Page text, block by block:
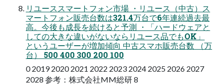
リユーススマートフォン市場 ・リユース（中古）ス
マートフォン販売台数は321.4万台で6年連続過去最
高。今後も成長を続けると予測 ・「ハードウェアと
しての大きな違いがないならリユース品でもOK」
というユーザーが増加傾向 中古スマホ販売台数 （万
台） 500 400 300 200 100
0 2019 2020 2021 2022 2023 2024 2025 2026 2027
2028 参考：株式会社MM総研 8